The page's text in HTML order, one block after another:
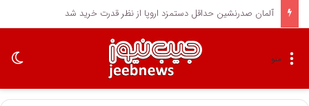
آلمان صدرنشین حداقل دستمزد اروپا از نظر قدرت خرید شد
منو